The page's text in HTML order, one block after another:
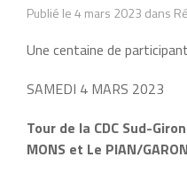
Publié le 4 mars 2023 dans
Une centaine de
SAMEDI 4 MARS 2023
Tour de la CDC Sud-
MONS et Le PIAN/